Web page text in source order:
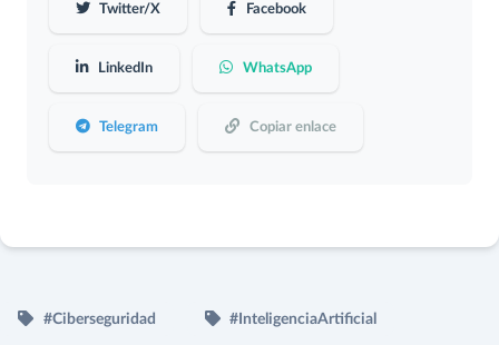
Twitter/X Facebook
LinkedIn WhatsApp
Telegram Copiar enlace
#Ciberseguridad #InteligenciaArtificial